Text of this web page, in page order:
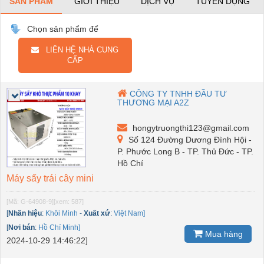
Chọn sản phẩm để
LIÊN HỆ NHÀ CUNG
CẤP
CÔNG TY TNHH ĐẦU TƯ
THƯƠNG MẠI A2Z
hongytruongthi123@gmail.com
Số 124 Đường Dương Đình Hội -
P. Phước Long B - TP. Thủ Đức - TP.
Hồ Chí
Máy sấy trái cây mini
[Mã: G-64908-9][xem: 587]
[Nhãn hiệu: Khôi Minh - Xuất xứ: Việt Nam]
[Nơi bán: Hồ Chí Minh]
2024-10-29 14:46:22]
Mua hàng